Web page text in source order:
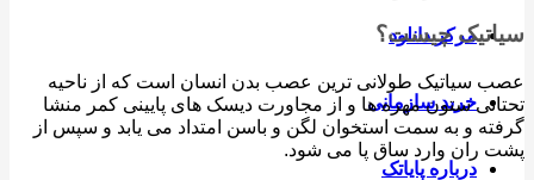
مرکز دانلود
خرید سازمانی
درباره پایاتک
چیست؟
سیاتیک طولانی ترین عصب بدن انسان است که از ناحیه
ستون مهره ها و از مجاورت دیسک های پایینی کمر منشا
و به سمت استخوان لگن و باسن امتداد می یابد و سپس از
ران وارد ساق پا می شود.